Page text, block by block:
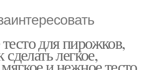
для пирожков,
легкое,